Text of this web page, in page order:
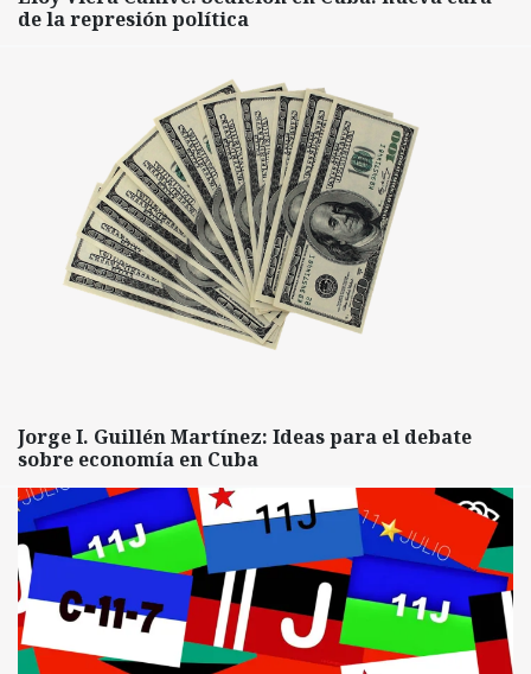
de la represión política
Jorge I. Guillén Martínez: Ideas para el debate
sobre economía en Cuba